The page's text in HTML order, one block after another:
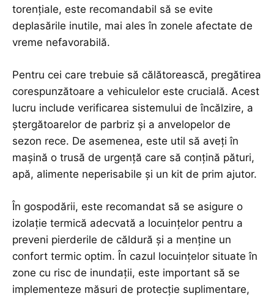
torențiale, este recomandabil să se evite
deplasările inutile, mai ales în zonele afectate de
vreme nefavorabilă.
Pentru cei care trebuie să călătorească, pregătirea
corespunzătoare a vehiculelor este crucială. Acest
lucru include verificarea sistemului de încălzire, a
ștergătoarelor de parbriz și a anvelopelor de
sezon rece. De asemenea, este util să aveți în
mașină o trusă de urgență care să conțină pături,
apă, alimente neperisabile și un kit de prim ajutor.
În gospodării, este recomandat să se asigure o
izolație termică adecvată a locuințelor pentru a
preveni pierderile de căldură și a menține un
confort termic optim. În cazul locuințelor situate în
zone cu risc de inundații, este important să se
implementeze măsuri de protecție suplimentare,